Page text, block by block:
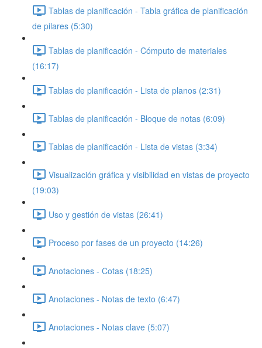
Tablas de planificación - Tabla gráfica de planificación
de pilares (5:30)
Tablas de planificación - Cómputo de materiales
(16:17)
Tablas de planificación - Lista de planos (2:31)
Tablas de planificación - Bloque de notas (6:09)
Tablas de planificación - Lista de vistas (3:34)
Visualización gráfica y visibilidad en vistas de proyecto
(19:03)
Uso y gestión de vistas (26:41)
Proceso por fases de un proyecto (14:26)
Anotaciones - Cotas (18:25)
Anotaciones - Notas de texto (6:47)
Anotaciones - Notas clave (5:07)